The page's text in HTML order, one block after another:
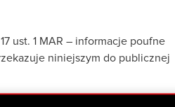
ust. 1 MAR – informacje poufne
niniejszym do publicznej